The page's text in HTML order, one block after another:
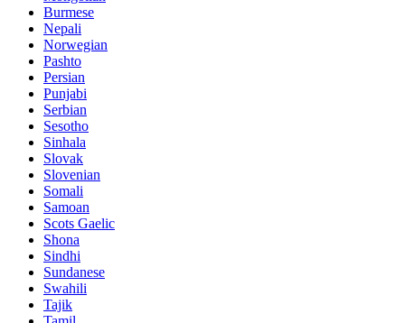
Burmese
Nepali
Norwegian
Pashto
Persian
Punjabi
Serbian
Sesotho
Sinhala
Slovak
Slovenian
Somali
Samoan
Scots Gaelic
Shona
Sindhi
Sundanese
Swahili
Tajik